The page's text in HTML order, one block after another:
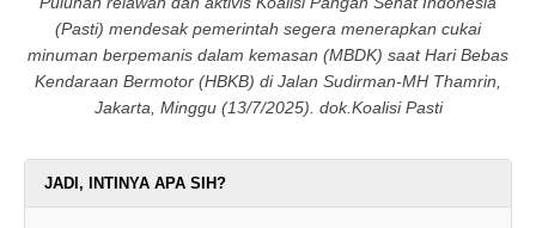
(Pasti) mendesak pemerintah segera menerapkan cukai
minuman berpemanis dalam kemasan (MBDK) saat Hari Bebas
Kendaraan Bermotor (HBKB) di Jalan Sudirman-MH Thamrin,
Jakarta, Minggu (13/7/2025). dok.Koalisi Pasti
JADI, INTINYA APA SIH?